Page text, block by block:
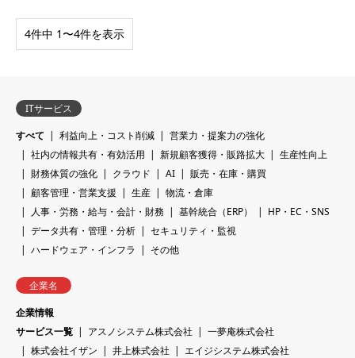
4件中 1〜4件を表示
ITサービス
すべて
利益向上・コスト削減
営業力・提案力の強化
社内の情報共有・有効活用
新規顧客獲得・販路拡大
生産性向上
財務体質の強化
クラウド AI
販売・在庫・購買
顧客管理・営業支援
生産
物流・倉庫
人事・労務・給与・会計・財務
基幹統合（ERP）
HP・EC・SNS
データ共有・管理・分析
セキュリティ・監視
ハードウェア・インフラ
その他
企業名
企業情報
サービス一覧
アスノシステム株式会社
一夢庵株式会社
株式会社イザン
井上株式会社
エイジシステム株式会社